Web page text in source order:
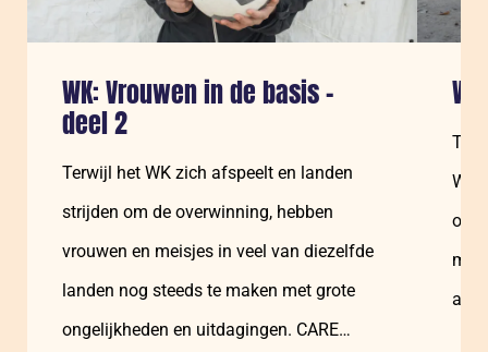
WK: Vrouwen in de basis –
deel 2
Terwijl het WK zich afspeelt en landen
strijden om de overwinning, hebben
vrouwen en meisjes in veel van diezelfde
landen nog steeds te maken met grote
ongelijkheden en uitdagingen. CARE…
WK
om